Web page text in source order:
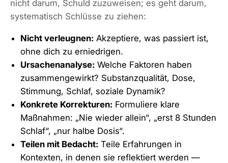
nicht darum, Schuld zuzuweisen; es geht darum,
systematisch Schlüsse zu ziehen:
Nicht verleugnen: Akzeptiere, was passiert ist,
ohne dich zu erniedrigen.
Ursachenanalyse: Welche Faktoren haben
zusammengewirkt? Substanzqualität, Dose,
Stimmung, Schlaf, soziale Dynamik?
Konkrete Korrekturen: Formuliere klare
Maßnahmen: „Nie wieder allein“, „erst 8 Stunden
Schlaf“, „nur halbe Dosis“.
Teilen mit Bedacht: Teile Erfahrungen in
Kontexten, in denen sie reflektiert werden —